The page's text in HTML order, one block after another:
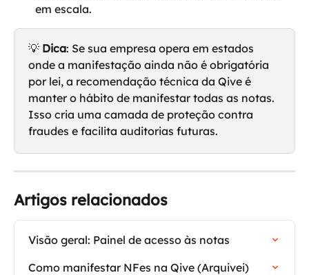
em escala.
💡 Dica: Se sua empresa opera em estados
onde a manifestação ainda não é obrigatória
por lei, a recomendação técnica da Qive é
manter o hábito de manifestar todas as notas.
Isso cria uma camada de proteção contra
fraudes e facilita auditorias futuras.
Artigos relacionados
Visão geral: Painel de acesso às notas
Como manifestar NFes na Qive (Arquivei)